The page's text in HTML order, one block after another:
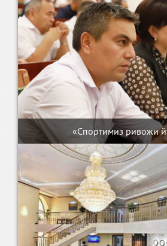
«Спортимиз ривожи